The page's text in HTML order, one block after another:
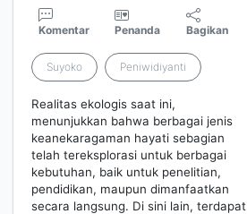
Komentar Penanda Bagikan
Suyoko Peniwidiyanti
Realitas ekologis saat ini,
menunjukkan bahwa berbagai jenis
keanekaragaman hayati sebagian
telah tereksplorasi untuk berbagai
kebutuhan, baik untuk penelitian,
pendidikan, maupun dimanfaatkan
secara langsung. Di sini lain, terdapat